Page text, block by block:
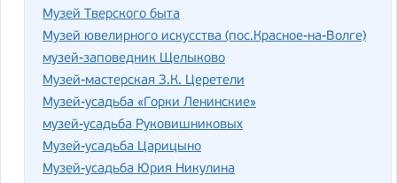
Музей Тверского быта
Музей ювелирного искусства (пос.Красное-на-Волге)
музей-заповедник Щелыково
Музей-мастерская З.К. Церетели
Музей-усадьба «Горки Ленинские»
музей-усадьба Руковишниковых
Музей-усадьба Царицыно
Музей-усадьба Юрия Никулина